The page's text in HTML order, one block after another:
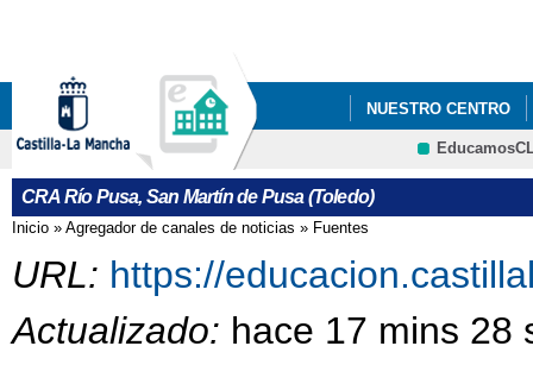
NUESTRO CENTRO
PLAN DIGITAL DE
PLAN DIGITAL DE
PLAN DIGITAL DE
CRA Río Pusa, San Martín de Pusa (Toledo)
Se encuentra usted aquí
Inicio » Agregador de canales de noticias » Fuentes
URL: https://
Actualizado: hace 17 mins 28